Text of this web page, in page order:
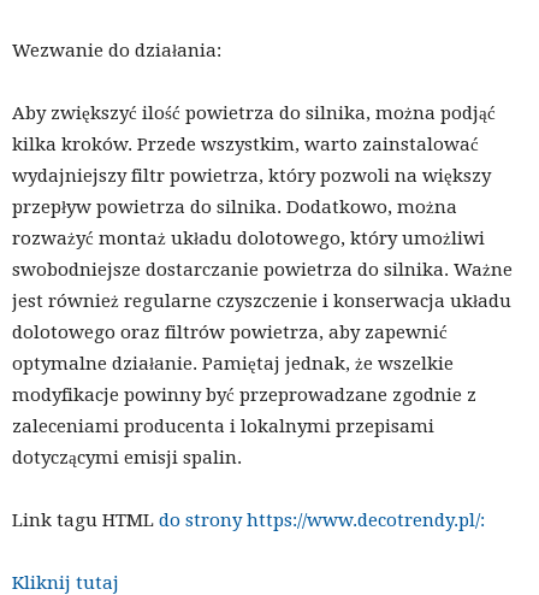
Wezwanie do działania:
Aby zwiększyć ilość powietrza do silnika, można podjąć
kilka kroków. Przede wszystkim, warto zainstalować
wydajniejszy filtr powietrza, który pozwoli na większy
przepływ powietrza do silnika. Dodatkowo, można
rozważyć montaż układu dolotowego, który umożliwi
swobodniejsze dostarczanie powietrza do silnika. Ważne
jest również regularne czyszczenie i konserwacja układu
dolotowego oraz filtrów powietrza, aby zapewnić
optymalne działanie. Pamiętaj jednak, że wszelkie
modyfikacje powinny być przeprowadzane zgodnie z
zaleceniami producenta i lokalnymi przepisami
dotyczącymi emisji spalin.
Link tagu HTML do strony https://www.decotrendy.pl/:
Kliknij tutaj